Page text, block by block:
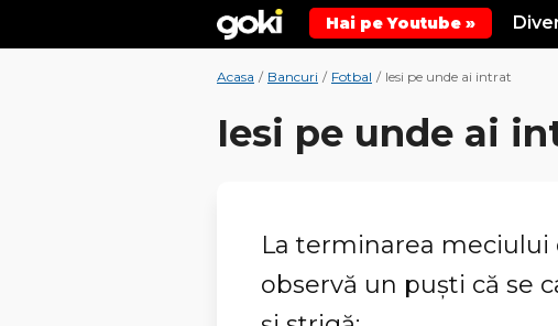
Hai pe Youtube »
Acasa / Bancuri / Fotbal / Iesi pe unde ai intrat
Iesi pe unde ai
La terminarea
observă un puști că se